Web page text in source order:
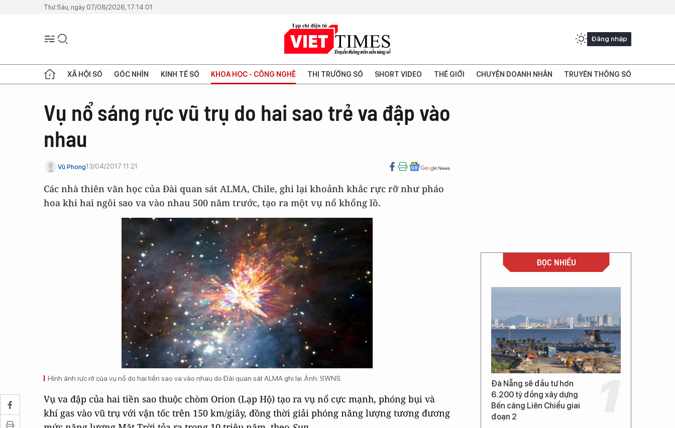
Thứ Sáu, ngày 07/08/2026, 17:14:01
Đăng nhập
XÃ HỘI SỐ GÓC NHÌN KINH TẾ SỐ KHOA HỌC - CÔNG NGHỆ THỊ TRƯỜNG SỐ SHORT VIDEO THẾ GIỚI CHUYỆN DOANH NHÂN TRUYỀN THÔNG SỐ
Vụ nổ sáng rực vũ trụ do hai sao trẻ va đập vào
nhau
Vũ Phong13/04/2017 11:21
Các nhà thiên văn học của Đài quan sát ALMA, Chile, ghi lại khoảnh khắc rực rỡ như pháo
hoa khi hai ngôi sao va vào nhau 500 năm trước, tạo ra một vụ nổ khổng lồ.
Hình ảnh rực rỡ của vụ nổ do hai tiền sao va vào nhau do Đài quan sát ALMA ghi lại. Ảnh: SWNS.
Vụ va đập của hai tiền sao thuộc chòm Orion (Lạp Hộ) tạo ra vụ nổ cực mạnh, phóng bụi và
khí gas vào vũ trụ với vận tốc trên 150 km/giây, đồng thời giải phóng năng lượng tương đương
ĐỌC NHIỀU
Đà Nẵng sẽ đầu tư hơn
6.200 tỷ đồng xây dựng
Bến cảng Liên Chiểu giai
đoạn 2